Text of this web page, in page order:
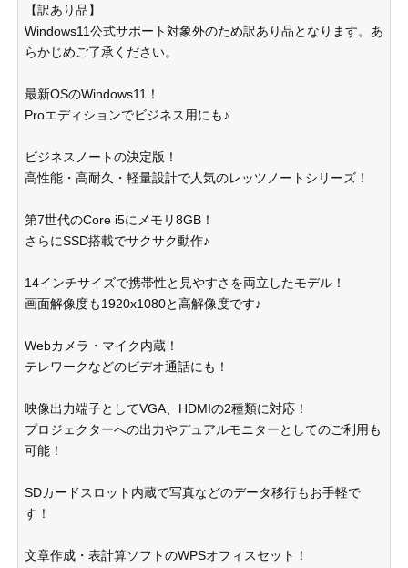
【訳あり品】
Windows11公式サポート対象外のため訳あり品となります。あ
らかじめご了承ください。
最新OSのWindows11！
Proエディションでビジネス用にも♪
ビジネスノートの決定版！
高性能・高耐久・軽量設計で人気のレッツノートシリーズ！
第7世代のCore i5にメモリ8GB！
さらにSSD搭載でサクサク動作♪
14インチサイズで携帯性と見やすさを両立したモデル！
画面解像度も1920x1080と高解像度です♪
Webカメラ・マイク内蔵！
テレワークなどのビデオ通話にも！
映像出力端子としてVGA、HDMIの2種類に対応！
プロジェクターへの出力やデュアルモニターとしてのご利用も
可能！
SDカードスロット内蔵で写真などのデータ移行もお手軽で
す！
文章作成・表計算ソフトのWPSオフィスセット！